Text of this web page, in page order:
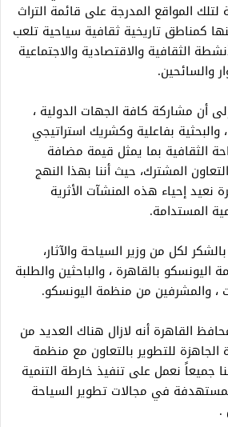
المواقع المدرجة على قائمة التراث
كمناطق تاريخية ثقافية سياحية تلعب
الثقافية والاقتصادية والاجتماعية
والسائحين.
أن مشاركة كافة الجهات الدولية ،
والبحثية بفاعلية وكشريك استراتيجي
الثقافية بما يمثل قيمة مضافة
المشترك، حيث أننا بهذا النهج
نعيد إحياء هذه المنشآت الأثرية
المستدامة.
لكل من وزير السياحة والآثار،
اليونسكو بالقاهرة ، والباحثين والطلبة
، والمشرفين من منظمة اليونسكو.
القاهرة أنه لازال هناك العديد من
الجاهزة للتطوير بالتعاون مع منظمة
جميعاً نعمل على تنفيذ خارطة التنمية
في مجالات تطوير السياحة
.